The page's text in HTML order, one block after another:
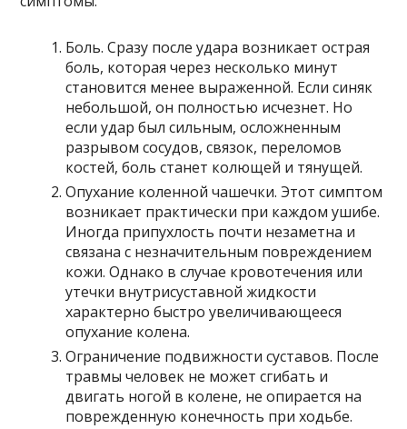
Боль. Сразу после удара возникает острая
боль, которая через несколько минут
становится менее выраженной. Если синяк
небольшой, он полностью исчезнет. Но
если удар был сильным, осложненным
разрывом сосудов, связок, переломов
костей, боль станет колющей и тянущей.
Опухание коленной чашечки. Этот симптом
возникает практически при каждом ушибе.
Иногда припухлость почти незаметна и
связана с незначительным повреждением
кожи. Однако в случае кровотечения или
утечки внутрисуставной жидкости
характерно быстро увеличивающееся
опухание колена.
Ограничение подвижности суставов. После
травмы человек не может сгибать и
двигать ногой в колене, не опирается на
поврежденную конечность при ходьбе.